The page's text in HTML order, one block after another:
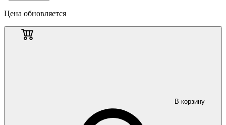
Цена обновляется
В корзину